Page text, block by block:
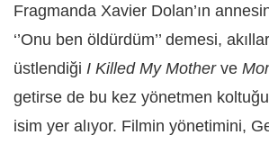
Fragmanda Xavier Dolan’ın
‘’Onu ben öldürdüm’’ demesi,
üstlendiği I Killed My Motherve
getirse de bu kez yönetmen
isim yer alıyor. Filmin yönetimini,